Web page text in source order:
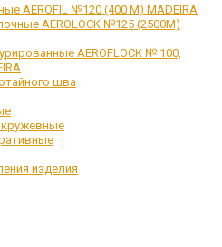
AEROFIL №120 (400 М) MADEIRA
AEROLOCK №125 (2500М)
AEROFLOCK № 100,
шва
кружевные
изделия